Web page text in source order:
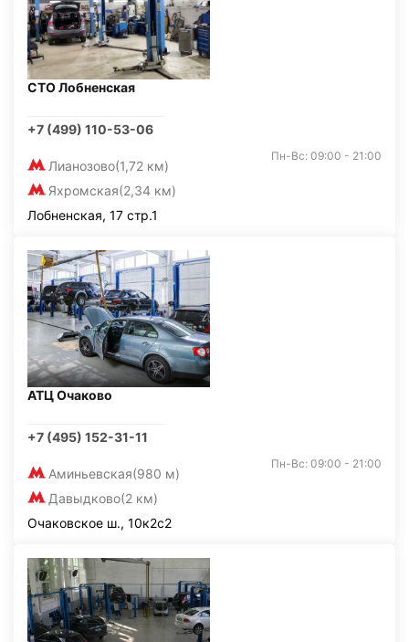
СТО Лобненская
+7 (499) 110-53-06
Лианозово(1,72 км)
Яхромская(2,34 км)
Пн-Вс: 09:00 - 21:00
Лобненская, 17 стр.1
АТЦ Очаково
+7 (495) 152-31-11
Аминьевская(980 м)
Давыдково(2 км)
Пн-Вс: 09:00 - 21:00
Очаковское ш., 10к2с2